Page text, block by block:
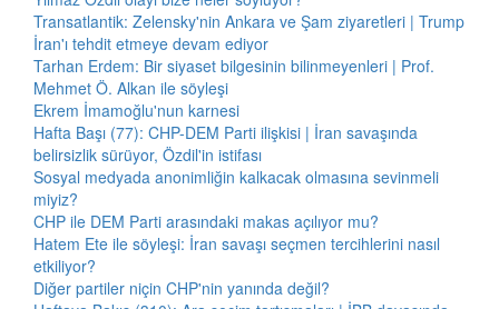
Transatlantik: Zelensky'nin Ankara ve Şam ziyaretleri | Trump
İran'ı tehdit etmeye devam ediyor
Tarhan Erdem: Bir siyaset bilgesinin bilinmeyenleri | Prof.
Mehmet Ö. Alkan ile söyleşi
Ekrem İmamoğlu'nun karnesi
Hafta Başı (77): CHP-DEM Parti ilişkisi | İran savaşında
belirsizlik sürüyor, Özdil'in istifası
Sosyal medyada anonimliğin kalkacak olmasına sevinmeli
miyiz?
CHP ile DEM Parti arasındaki makas açılıyor mu?
Hatem Ete ile söyleşi: İran savaşı seçmen tercihlerini nasıl
etkiliyor?
Diğer partiler niçin CHP'nin yanında değil?